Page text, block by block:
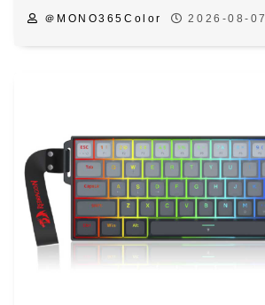
＠MONO365Color 2026-08-07